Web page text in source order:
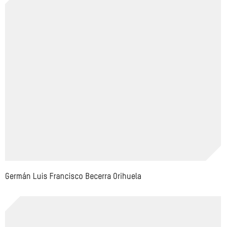
Germán Luis Francisco Becerra Orihuela